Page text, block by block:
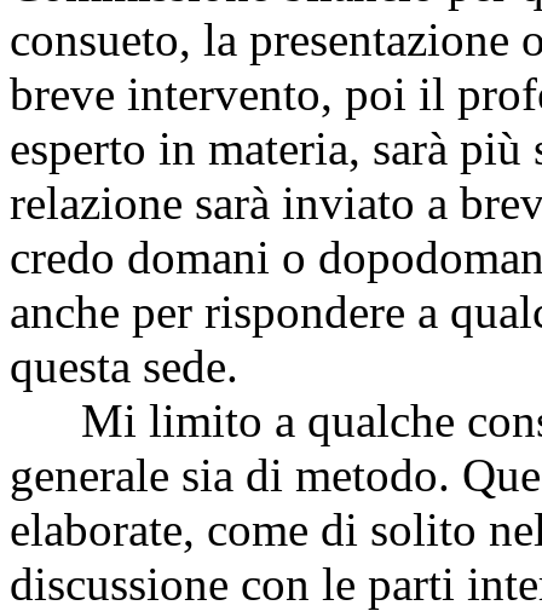
consueto, la presentazione
breve intervento, poi il
esperto in materia, sarà
relazione sarà inviato a
credo domani o
anche per rispondere a
questa sede.
Mi limito a qualche
generale sia di metodo.
elaborate, come di solito
discussione con le parti